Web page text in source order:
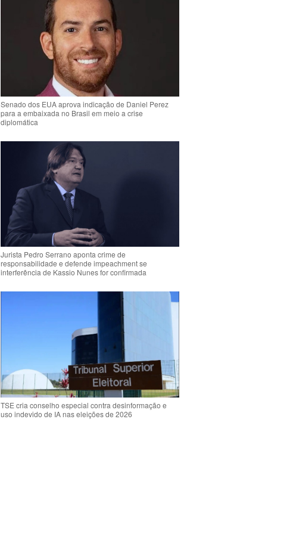
Senado dos EUA aprova indicação de Daniel Perez
para a embaixada no Brasil em meio a crise
diplomática
Jurista Pedro Serrano aponta crime de
responsabilidade e defende impeachment se
interferência de Kassio Nunes for confirmada
TSE cria conselho especial contra desinformação e
uso indevido de IA nas eleições de 2026